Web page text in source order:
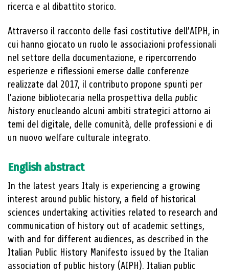
ricerca e al dibattito storico.
Attraverso il racconto delle fasi costitutive dell’AIPH, in
cui hanno giocato un ruolo le associazioni professionali
nel settore della documentazione, e ripercorrendo
esperienze e riflessioni emerse dalle conferenze
realizzate dal 2017, il contributo propone spunti per
l’azione bibliotecaria nella prospettiva della public
history enucleando alcuni ambiti strategici attorno ai
temi del digitale, delle comunità, delle professioni e di
un nuovo welfare culturale integrato.
English abstract
In the latest years Italy is experiencing a growing
interest around public history, a field of historical
sciences undertaking activities related to research and
communication of history out of academic settings,
with and for different audiences, as described in the
Italian Public History Manifesto issued by the Italian
association of public history (AIPH). Italian public